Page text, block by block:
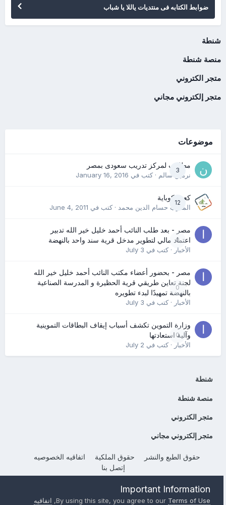
ضوابط الكتابه فى منتديات ياللا يا شباب
شنطة
منصة شنطة
متجر الكتروني
متجر إلكتروني مجاني
موضوعات
3
مطلوب لمركز تدريب سعودى بمصر
نرمين سالم· كتب في January 16, 2016
12
كعب كوباية
المدرب حسام الدين محمد· كتب في June 4, 2011
0
مصر - بعد طلب النائب أحمد خليل خير الله تدبير
اعتماد مالي لتطوير مدخل قرية سند واحد بالنهضة
الأخبار· كتب في July 3
0
مصر - بحضور أعضاء مكتب النائب أحمد خليل خير الله
لجنة تعاين طريقي قرية الحظيرة و المدرسة الصناعية
بالنهضة تمهيدًا لبدء تطويره
الأخبار· كتب في July 3
0
وزارة التموين تكشف أسباب إيقاف البطاقات التموينية
وآلية استعادتها
الأخبار· كتب في July 2
شنطة
منصة شنطة
متجر الكتروني
متجر إلكتروني مجاني
حقوق الطبع والنشر حقوق الملكية
اتفاقيه الخصوصيه
إتصل بنا
Important Information
By using this site, you agree to ourTerms of Use
, اتفاقيه